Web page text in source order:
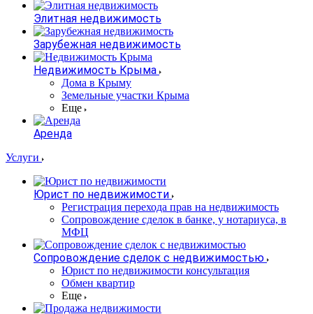
Элитная недвижимость
Зарубежная недвижимость
Недвижимость Крыма
Дома в Крыму
Земельные участки Крыма
Еще
Аренда
Услуги
Юрист по недвижимости
Регистрация перехода прав на недвижимость
Сопровождение сделок в банке, у нотариуса, в
МФЦ
Сопровождение сделок с недвижимостью
Юрист по недвижимости консультация
Обмен квартир
Еще